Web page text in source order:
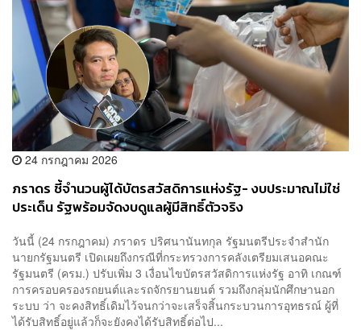
24 กรกฎาคม 2026
ภราดร ชี้จำนวนผู้ได้บัตรสวัสดิการแห่งรัฐ- งบประมาณไม่ใช่
ประเด็น รัฐพร้อมจัดงบดูแลผู้มีสิทธิ์ตัวจริง
วันนี้ (24 กรกฎาคม) ภราดร ปริศนานันทกุล รัฐมนตรีประจำสำนัก
นายกรัฐมนตรี เปิดเผยถึงกรณีที่กระทรวงการคลังเตรียมเสนอคณะ
รัฐมนตรี (ครม.) ปรับเพิ่ม 3 เงื่อนไขบัตรสวัสดิการแห่งรัฐ อาทิ เกณฑ์
การครอบครองรถยนต์และรถจักรยานยนต์ รวมถึงกลุ่มนักศึกษานอก
ระบบ ว่า จะคงสิทธิ์เดิมไว้จนกว่าจะเสร็จสิ้นกระบวนการอุทธรณ์ ผู้ที่
ได้รับสิทธิ์อยู่แล้วก็จะยังคงได้รับสิทธิ์ต่อไป...